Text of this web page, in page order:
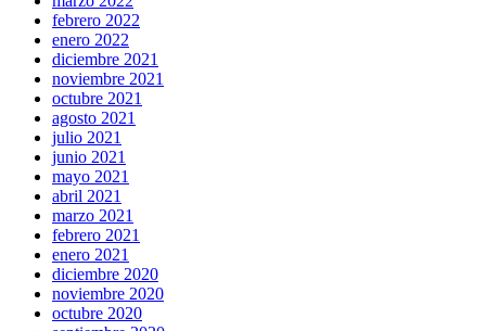
febrero 2022
enero 2022
diciembre 2021
noviembre 2021
octubre 2021
agosto 2021
julio 2021
junio 2021
mayo 2021
abril 2021
marzo 2021
febrero 2021
enero 2021
diciembre 2020
noviembre 2020
octubre 2020